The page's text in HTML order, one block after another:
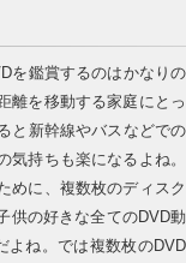
を鑑賞するのはかなりの
離を移動する家庭にとっ
と新幹線やバスなどでの
持ちも楽になるよね。
めに、複数枚のディスク
供の好きな全てのDVD動
よね。では複数枚のDVD